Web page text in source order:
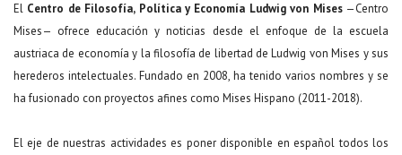
El Centro de Filosofía, Política y Economía Ludwig von Mises—Centro
Mises— ofrece educación y noticias desde el enfoque de la escuela
austriaca de economía y la filosofía de libertad de Ludwig von Mises y sus
herederos intelectuales. Fundado en 2008, ha tenido varios nombres y se
ha fusionado con proyectos afines como Mises Hispano (2011-2018).
El eje de nuestras actividades es poner disponible en español todos los